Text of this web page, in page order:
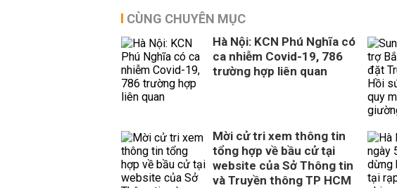
CÙNG CHUYÊN MỤC
Hà Nội: KCN Phú Nghĩa có
ca nhiễm Covid-19, 786
trường hợp liên quan
Mời cử tri xem thông tin
tổng hợp về bầu cử tại
website của Sở Thông tin
và Truyền thông TP HCM